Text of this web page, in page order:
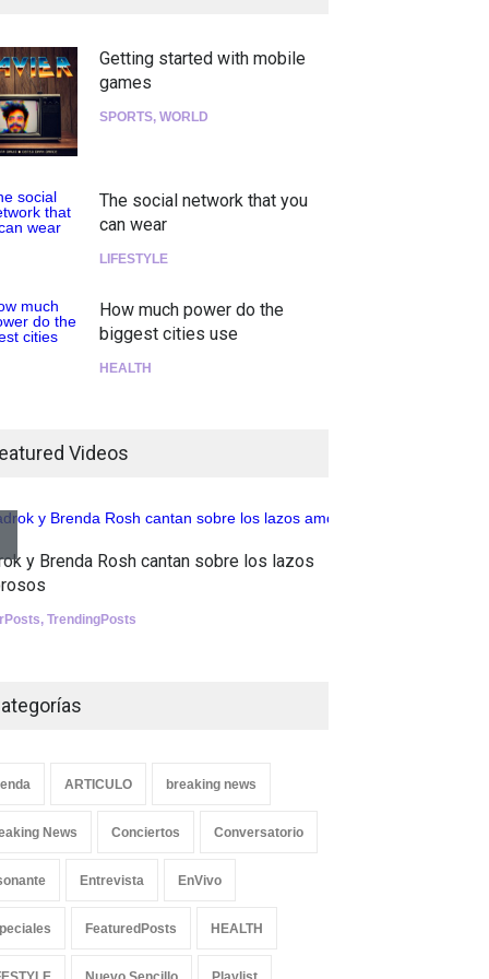
Getting started with mobile
games
SPORTS, WORLD
The social network that you
can wear
LIFESTYLE
How much power do the
biggest cities use
HEALTH
Nuclear fusion closer to
SCIENCE
Videos
y Brenda Rosh cantan sobre los lazos
, TrendingPosts
ARTICULO breaking news
News Conciertos Conversatorio
Entrevista EnVivo
FeaturedPosts HEALTH